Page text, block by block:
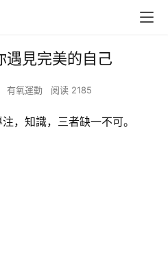
遇見完美的自己
有氧運動 阅读 2185
，知識，三者缺一不可。